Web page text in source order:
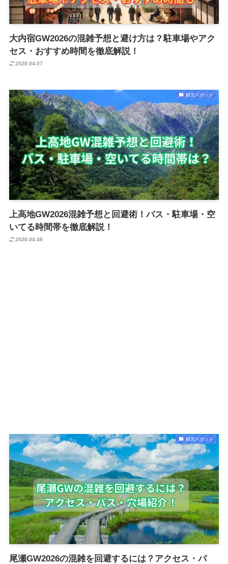
大内宿GW2026の混雑予想と避け方は？駐車場やアク
セス・おすすめ時間を徹底解説！
2026.04.07
観光スポット
上高地GW2026混雑予想と回避術！バス・駐車場・空
いてる時間帯を徹底解説！
2026.04.08
観光スポット
尾瀬GW2026の混雑を回避するには？アクセス・バ